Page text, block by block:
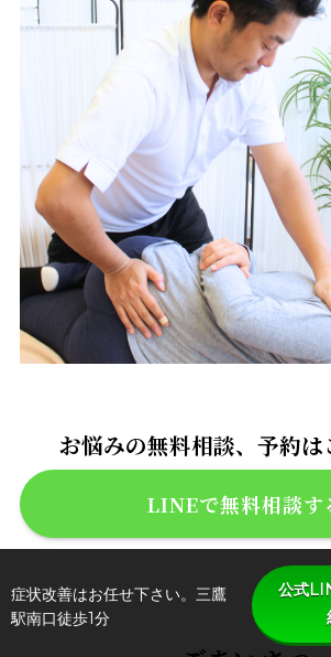
お悩みの無料相談、予約
LINEで無料相談す
症状改善はお任せ下さい。三鷹
駅南口徒歩1分
公式